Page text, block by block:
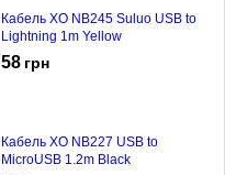
Кабель XO NB245 Suluo USB to
Lightning 1m Yellow
58 грн
Кабель XO NB227 USB to
MicroUSB 1.2m Black